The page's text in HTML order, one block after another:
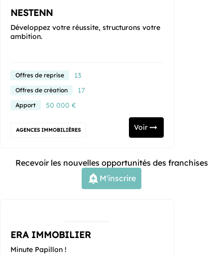
Recevoir les nouvelles opportunités des franchises
M'inscrire
NESTENN
Développez votre réussite, structurons votre
ambition.
Offres de reprise 13
Offres de création 17
Apport 50 000 €
AGENCES IMMOBILIÈRES Voir
ERA IMMOBILIER
Minute Papillon !